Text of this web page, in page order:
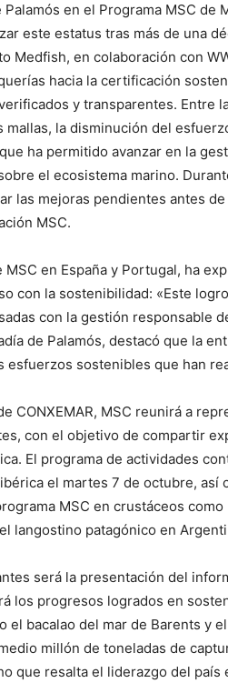
en el Programa MSC
este estatus tras más de una
Medfish, en colaboración con
hacia la certificación
y transparentes. Entre
mallas, la disminución del
ha permitido avanzar en la
el ecosistema marino.
las mejoras pendientes antes
MSC.
en España y Portugal, ha
con la sostenibilidad: «Este
con la gestión responsable
de Palamós, destacó que la
esfuerzos sostenibles que han
CONXEMAR, MSC reunirá a
con el objetivo de compartir
El programa de actividades
el martes 7 de octubre, así
MSC en crustáceos como
langostino patagónico en
será la presentación del
los progresos logrados en
el bacalao del mar de Barents y
millón de toneladas de
que resalta el liderazgo del país